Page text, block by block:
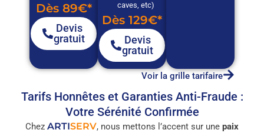
Dès 89€*
Devis
gratuit
caves, etc)
Dès 129€*
Devis
gratuit
Voir la grille tarifaire
Tarifs Honnêtes et Garanties Anti-Fraude :
Votre Sérénité Confirmée
Chez ARTISERV, nous mettons l’accent sur une paix